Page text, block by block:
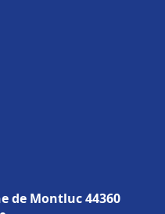
de Montluc 44360